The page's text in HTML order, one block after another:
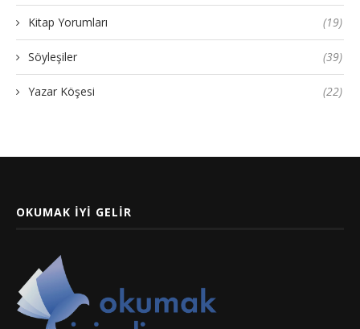
Kitap Yorumları (19)
Söyleşiler (39)
Yazar Köşesi (22)
OKUMAK İYI GELIR